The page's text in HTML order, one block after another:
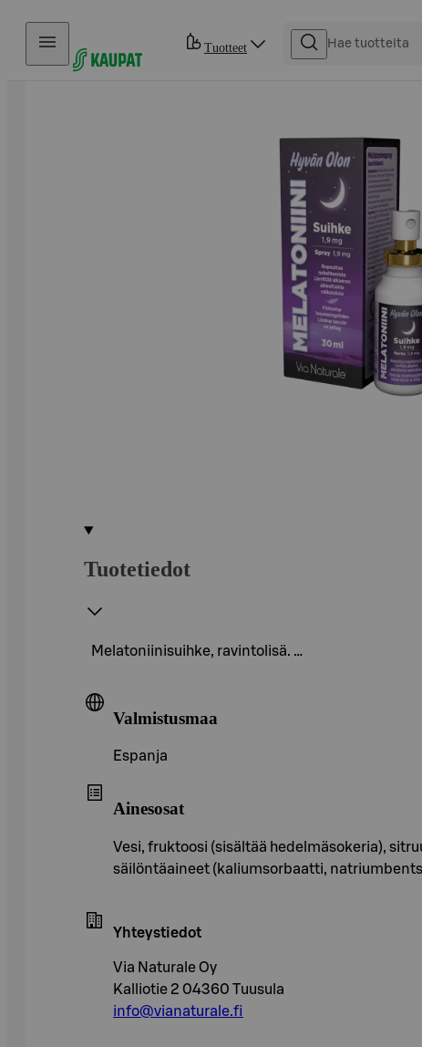
Hyppää sisältöön
Tuotteet
Tuotetiedot
Melatoniinisuihke, ravintolisä. …
Valmistusmaa
Espanja
Ainesosat
Vesi, fruktoosi (sisältää hedelmäsokeria),
säilöntäaineet (kaliumsorbaatti,
Yhteystiedot
Via Naturale Oy
Kalliotie 2 04360 Tuusula
info@vianaturale.fi